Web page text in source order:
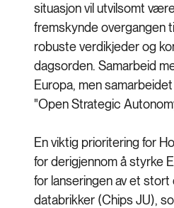
situasjon vil utvilsomt
fremskynde overgangen
robuste verdikjeder og
dagsorden. Samarbeid
Europa, men
"Open Strategic
En viktig prioritering for
for derigjennom å styrke
for lanseringen av et
databrikker (Chips JU),